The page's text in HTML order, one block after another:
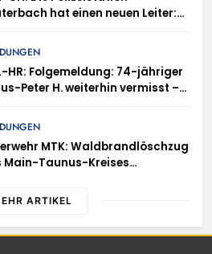
hat einen neuen Leiter:
HR: Folgemeldung: 74-jähriger
Peter H. weiterhin vermisst –
MTK: Waldbrandlöschzug
Main-Taunus-Kreises
Taunus-Kreis – Rund 45
Gelände die Flanken
ARTIKEL